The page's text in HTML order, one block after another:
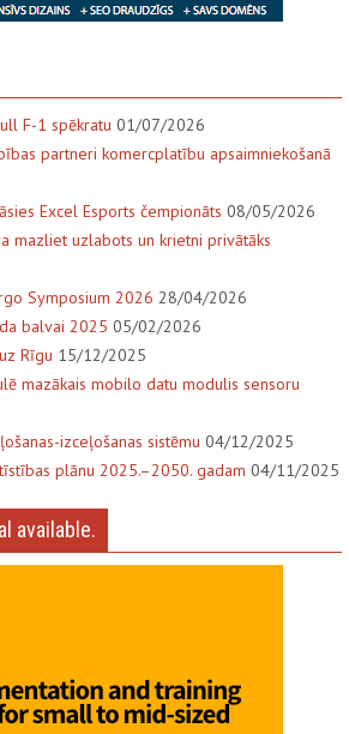
F-1 spēkratu 01/07/2026
partneri komercplatību apsaimniekošanā
Excel Esports čempionāts 08/05/2026
mazliet uzlabots un krietni privātāks
Symposium 2026 28/04/2026
balvai 2025 05/02/2026
Rīgu 15/12/2025
mazākais mobilo datu modulis sensoru
izceļošanas sistēmu 04/12/2025
plānu 2025.–2050. gadam 04/11/2025
available.